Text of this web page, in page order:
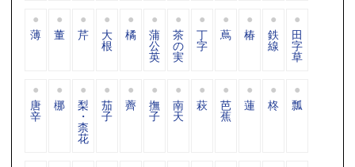
薄 董 芹 大
根
橘 蒲
公
英
茶
の
実
丁
字
蔦 椿 鉄
線
田
字
草
唐
辛
梛 梨
・
柰
花
茄
子
薺 撫
子
南
天
萩 芭
蕉
蓮 柊 瓢